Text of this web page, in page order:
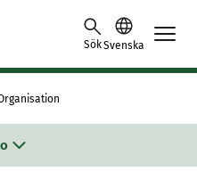
SökSvenska